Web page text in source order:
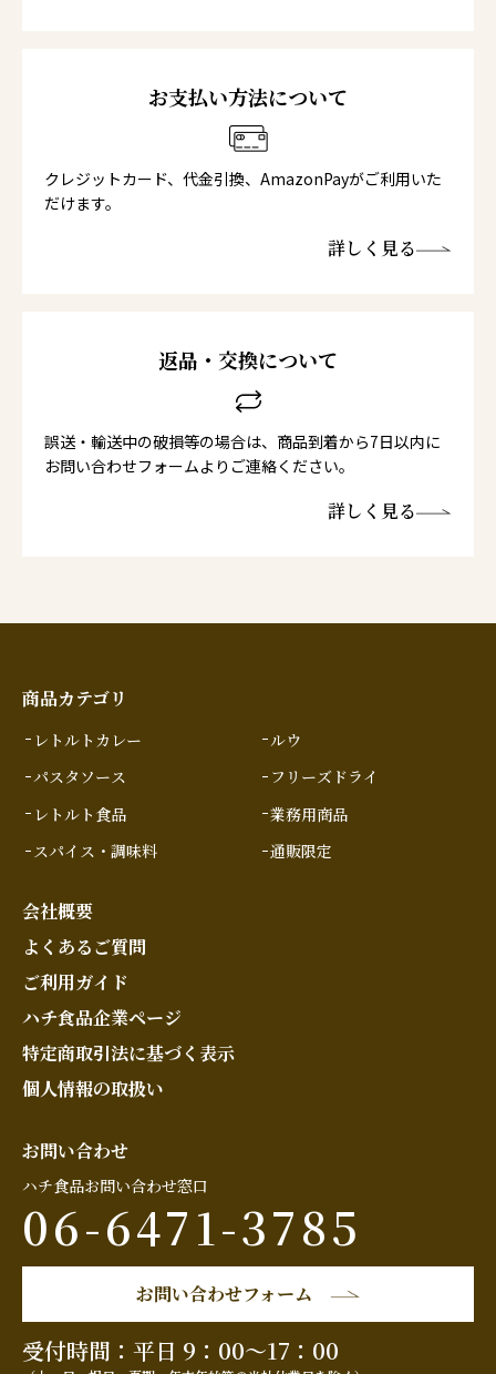
お支払い方法について
クレジットカード、代金引換、AmazonPayがご利用いた
だけます。
詳しく見る
返品・交換について
誤送・輸送中の破損等の場合は、商品到着から7日以内に
お問い合わせフォームよりご連絡ください。
詳しく見る
商品カテゴリ
レトルトカレー
パスタソース
レトルト食品
スパイス・調味料
ルウ
フリーズドライ
業務用商品
通販限定
会社概要
よくあるご質問
ご利用ガイド
ハチ食品企業ページ
特定商取引法に基づく表示
個人情報の取扱い
お問い合わせ
ハチ食品お問い合わせ窓口
06-6471-3785
お問い合わせフォーム
受付時間：平日 9：00～17：00